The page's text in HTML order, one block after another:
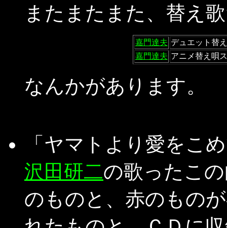
またまたまた、替え
嘉門達夫 デュエット替
嘉門達夫 アニメ替え唄
なんかがあります。
「ヤマトより愛をこ
沢田研二の歌ったこ
のものと、赤のもの